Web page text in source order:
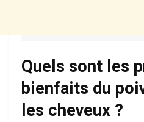
Quels sont les
bienfaits du
les cheveux ?